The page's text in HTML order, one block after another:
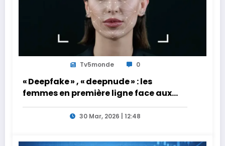
Tv5monde 0
« Deepfake » , « deepnude » : les
femmes en première ligne face aux
dangers de l’intelligence artificielle
30 Mar, 2026 | 12:48